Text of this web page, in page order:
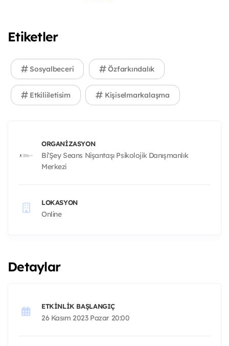
Etiketler
Sosyalbeceri Özfarkındalık
Etkiliiletisim Kişiselmarkalaşma
ORGANIZASYON
Bi’Şey Seans Nişantaşı Psikolojik Danışmanlık
Merkezi
LOKASYON
Online
Detaylar
ETKINLIK BAŞLANGIÇ
26 Kasım 2023 Pazar 20:00